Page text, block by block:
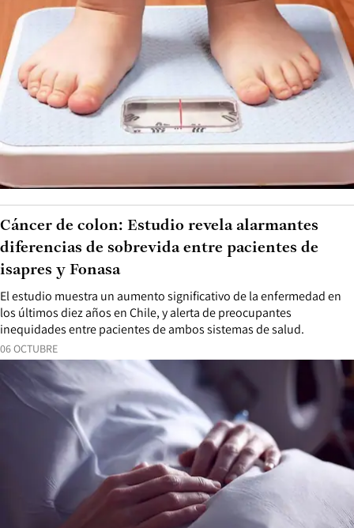
06 OCTUBRE
El estudio muestra un aumento significativo de la enfermedad en
los últimos diez años en Chile, y alerta de preocupantes
inequidades entre pacientes de ambos sistemas de salud.
Cáncer de colon: Estudio revela alarmantes
diferencias de sobrevida entre pacientes de
isapres y Fonasa